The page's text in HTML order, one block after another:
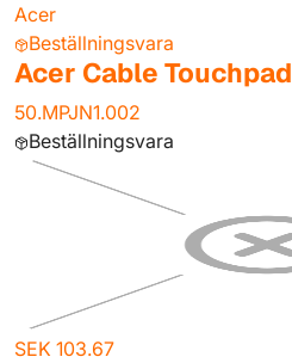
Acer
Beställningsvara
Acer Cable Touchpad
50.MPJN1.002
Beställningsvara
SEK 103.67